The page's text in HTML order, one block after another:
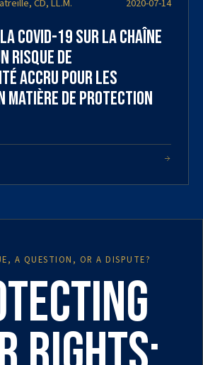
CD, LL.M. 2020-07-14
covid-19 sur la chaîne
risque de
accru pour les
matière de protection
A QUESTION, OR A DISPUTE?